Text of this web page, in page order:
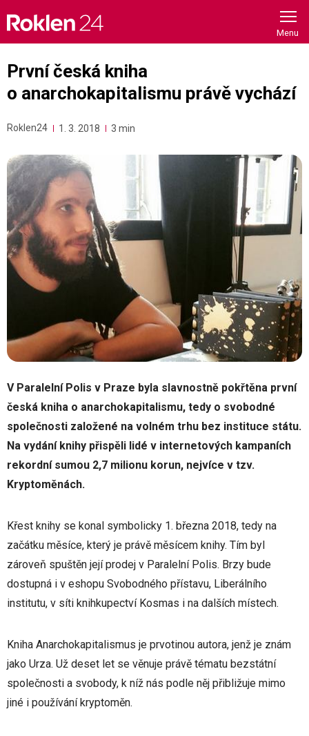
content
První česká kniha
o anarchokapitalismu právě vychází
Roklen24 1. 3. 2018 3 min
V Paralelní Polis v Praze byla slavnostně pokřtěna první
česká kniha o anarchokapitalismu, tedy o svobodné
společnosti založené na volném trhu bez instituce státu.
Na vydání knihy přispěli lidé v internetových kampaních
rekordní sumou 2,7 milionu korun, nejvíce v tzv.
Kryptoměnách.
Křest knihy se konal symbolicky 1. března 2018, tedy na
začátku měsíce, který je právě měsícem knihy. Tím byl
zároveň spuštěn její prodej v Paralelní Polis. Brzy bude
dostupná i v eshopu Svobodného přístavu, Liberálního
institutu, v síti knihkupectví Kosmas i na dalších místech.
Kniha Anarchokapitalismus je prvotinou autora, jenž je znám
jako Urza. Už deset let se věnuje právě tématu bezstátní
společnosti a svobody, k níž nás podle něj přibližuje mimo
jiné i používání kryptoměn.